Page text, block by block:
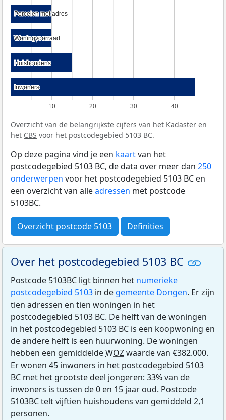
10 20 30 40
Percelen met adres
Percelen met adres
Woningvoorraad
Woningvoorraad
Huishoudens
Huishoudens
Inwoners
Inwoners
Overzicht van de belangrijkste cijfers van het Kadaster en
het CBS voor het postcodegebied 5103 BC.
Op deze pagina vind je een kaartvan het
postcodegebied 5103 BC, de data over meer dan 250
onderwerpen voor het postcodegebied 5103 BC en
een overzicht van alleadressen met postcode
5103BC.
Overzicht postcode 5103 Definities
Over het postcodegebied 5103 BC
Postcode 5103BC ligt binnen het numerieke
postcodegebied 5103 in de gemeente Dongen. Er zijn
tien adressen en tien woningen in het
postcodegebied 5103 BC. De helft van de woningen
in het postcodegebied 5103 BC is een koopwoning en
de andere helft is een huurwoning. De woningen
hebben een gemiddeldeWOZwaarde van €382.000.
Er wonen 45 inwoners in het postcodegebied 5103
BC met het grootste deel jongeren: 33% van de
inwoners is tussen de 0 en 15 jaar oud. Postcode
5103BC telt vijftien huishoudens van gemiddeld 2,1
personen.